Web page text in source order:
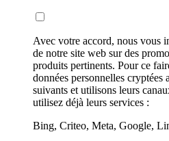
Avec votre accord, nous vous
de notre site web sur des
produits pertinents. Pour ce
données personnelles cryptées
suivants et utilisons leurs
utilisez déjà leurs services :
Bing, Criteo, Meta, Google,